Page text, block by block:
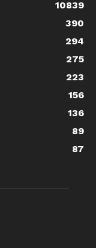
10839
390
294
275
223
156
136
89
87